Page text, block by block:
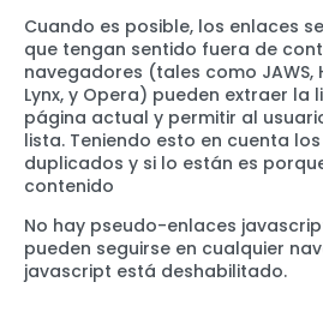
Cuando es posible, los enlaces
que tengan sentido fuera de
navegadores (tales como JAWS,
Lynx, y Opera) pueden extraer la
página actual y permitir al
lista. Teniendo esto en cuenta
duplicados y si lo están es
contenido
No hay pseudo-enlaces
pueden seguirse en cualquier
javascript está deshabilitado.